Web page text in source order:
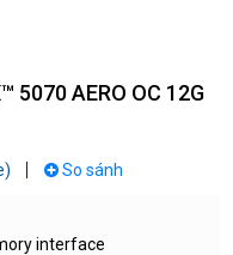
5070 AERO OC 12G
So sánh
interface